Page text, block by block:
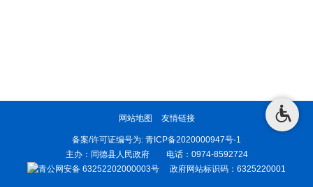
网站地图 友情链接
备案/许可证编号为: 青ICP备2020000947号-1
主办：同德县人民政府 电话：0974-8592724
青公网安备 63252202000003号 政府网站标识码：6325220001